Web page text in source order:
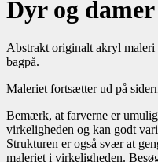
Dyr og damer
Abstrakt originalt akryl maleri
bagpå.
Maleriet fortsætter ud på
Bemærk, at farverne er
virkeligheden og kan godt
Strukturen er også svær at
maleriet i virkeligheden.